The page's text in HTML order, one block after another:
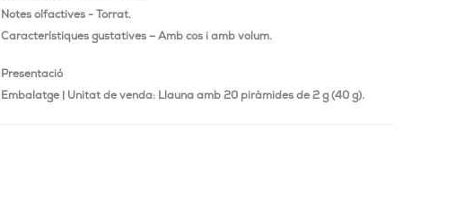
Notes olfactives - Torrat.
Característiques gustatives – Amb cos i amb volum.
Presentació
Embalatge | Unitat de venda: Llauna amb 20 piràmides de 2 g (40 g).